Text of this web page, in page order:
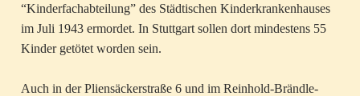
“Kinderfachabteilung” des Städtischen Kinderkrankenhauses
im Juli 1943 ermordet. In Stuttgart sollen dort mindestens 55
Kinder getötet worden sein.
Auch in der Pliensäckerstraße 6 und im Reinhold-Brändle-